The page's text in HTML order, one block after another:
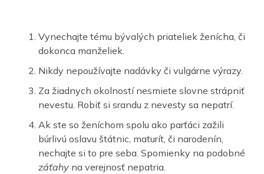
Vynechajte tému bývalých priateliek ženícha, či
dokonca manželiek.
Nikdy nepoužívajte nadávky či vulgárne výrazy.
Za žiadnych okolností nesmiete slovne strápniť
nevestu. Robiť si srandu z nevesty sa nepatrí.
Ak ste so ženíchom spolu ako parťáci zažili
búrlivú oslavu štátnic, maturít, či narodenín,
nechajte si to pre seba. Spomienky na podobné
záťahy na verejnosť nepatria.